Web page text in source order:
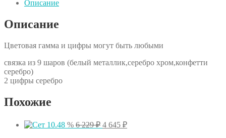
Описание
Описание
Цветовая гамма и цифры могут быть любыми
связка из 9 шаров (белый металлик,серебро хром,конфетти
серебро)
2 цифры серебро
Похожие
% 6 229₽ Первоначальная
4 645 ₽Текущая